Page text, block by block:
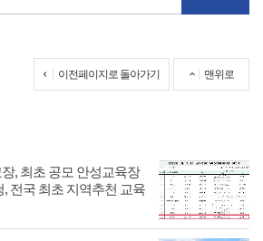
이전페이지로 돌아가기 맨위로
, 최초 공모 안성교육장
전국 최초 지역추천 교육